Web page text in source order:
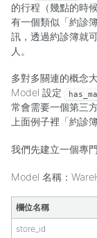
的行程（幾點的時
有一個類似「約診
訊，透過約診簿就
人。
多對多關連的概念
Model 設定
常會需要一個第三
上面例子裡「約診
我們先建立一個專
Model 名稱：
欄位名稱
store_id